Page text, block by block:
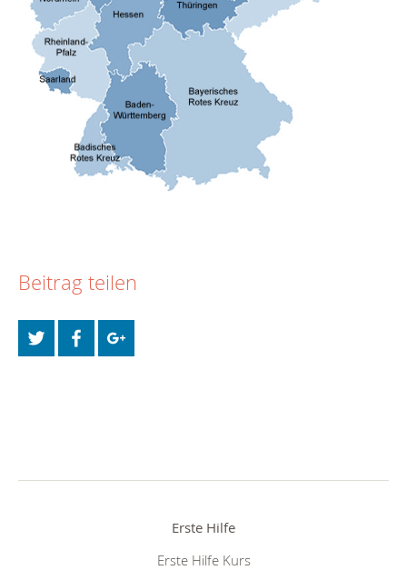
Beitrag teilen
Erste Hilfe
Erste Hilfe Kurs